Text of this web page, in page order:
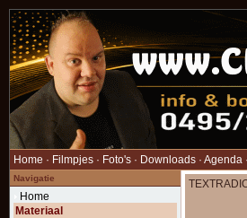
Home · Filmpjes · Foto's · Downloads · Agenda ·
Navigatie
Home
Materiaal